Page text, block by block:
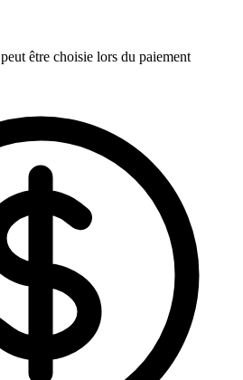
être choisie lors du paiement